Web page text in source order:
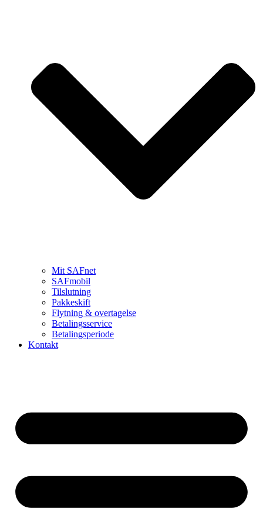
Mit SAFnet
SAFmobil
Tilslutning
Pakkeskift
Flytning & overtagelse
Betalingsservice
Betalingsperiode
Kontakt